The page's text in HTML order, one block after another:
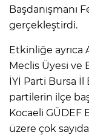
Başdanışmanı
gerçekleştirdi.
Etkinliğe ayrıca
Meclis Üyesi ve
İYİ Parti Bursa İl
partilerin ilçe
Kocaeli GÜDEF
üzere çok